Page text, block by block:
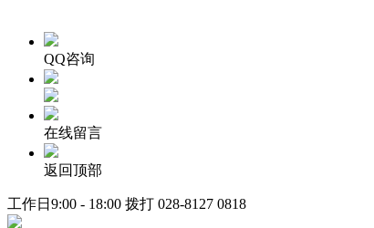
QQ咨询
在线留言
返回顶部
工作日9:00 - 18:00 拨打 028-8127 0818